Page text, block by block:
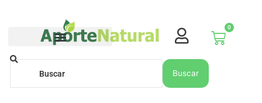
0
Carrito
Buscar
Buscar